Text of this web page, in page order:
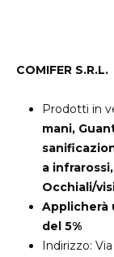
COMIFER S.R.L.
Prodotti in
mani,
a
Occhiali/
Applicherà
del 5%
Indirizzo: